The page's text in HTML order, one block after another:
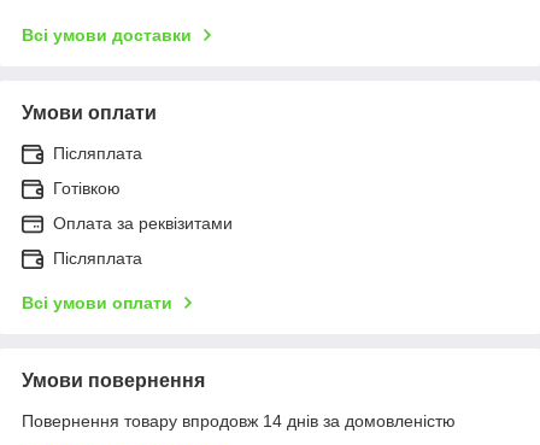
Всі умови доставки
Умови оплати
Післяплата
Готівкою
Оплата за реквізитами
Післяплата
Всі умови оплати
Умови повернення
Повернення товару впродовж 14 днів за домовленістю